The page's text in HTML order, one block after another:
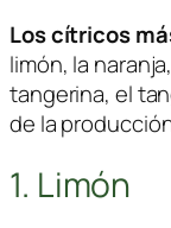
Los cítricos
limón, la
tangerina, el
de la
1. Limón